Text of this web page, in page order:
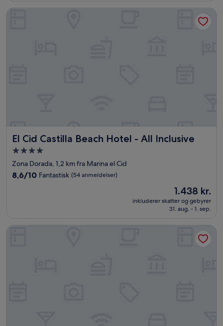
anmeldelser)
El Cid Castilla Beach Hotel - All Inclusive
El Cid Castilla Beach Hotel - All Inclusive
4.0-
stjernet
overnatningssted
Zona Dorada, 1,2 km fra Marina el Cid
8.6
anmeldelser)
8,6/10 Fantastisk (54 anmeldelser)
Prisen
1.438 kr.
1.438 kr.
inkluderer skatter og gebyrer
31. aug. - 1. sep.
El Cid El Moro Beach Hotel